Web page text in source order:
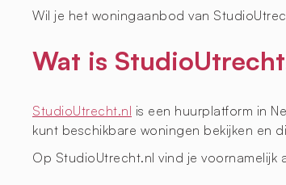
Wil je het woningaanbod van
Wat is
StudioUtrecht.nl is een huurplatform in
kunt beschikbare woningen bekijken en
Op StudioUtrecht.nl vind je voornamelijk